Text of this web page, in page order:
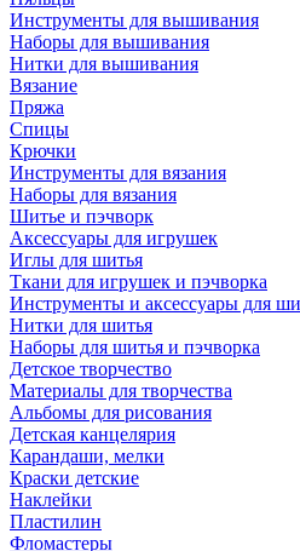
Инструменты для вышивания
Наборы для вышивания
Нитки для вышивания
Вязание
Пряжа
Спицы
Крючки
Инструменты для вязания
Наборы для вязания
Шитье и пэчворк
Аксессуары для игрушек
Иглы для шитья
Ткани для игрушек и пэчворка
Инструменты и аксессуары для
Нитки для шитья
Наборы для шитья и пэчворка
Детское творчество
Материалы для творчества
Альбомы для рисования
Детская канцелярия
Карандаши, мелки
Краски детские
Наклейки
Пластилин
Фломастеры